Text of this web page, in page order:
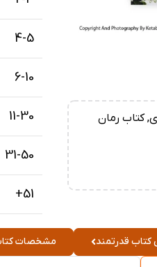
, کتاب رمان
4-5
6-10
11-30
31-50
51+
کتاب قدرتمند مشخصات